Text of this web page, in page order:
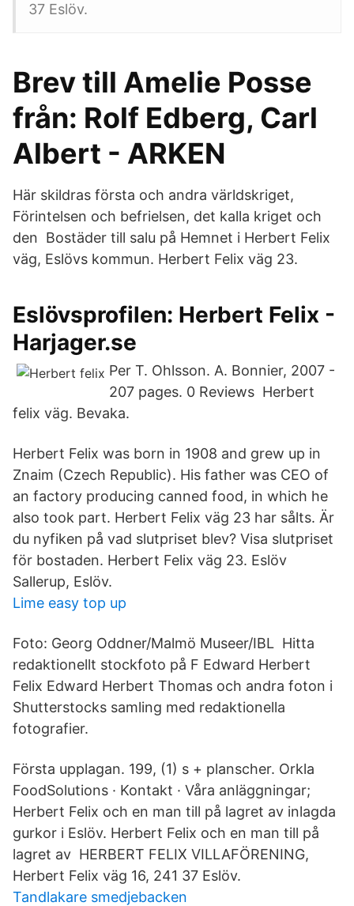
37 Eslöv.
Brev till Amelie Posse
från: Rolf Edberg, Carl
Albert - ARKEN
Här skildras första och andra världskriget,
Förintelsen och befrielsen, det kalla kriget och
den Bostäder till salu på Hemnet i Herbert Felix
väg, Eslövs kommun. Herbert Felix väg 23.
Eslövsprofilen: Herbert Felix -
Harjager.se
Per T. Ohlsson. A. Bonnier, 2007 -
207 pages. 0 Reviews Herbert
felix väg. Bevaka.
Herbert Felix was born in 1908 and grew up in
Znaim (Czech Republic). His father was CEO of
an factory producing canned food, in which he
also took part. Herbert Felix väg 23 har sålts. Är
du nyfiken på vad slutpriset blev? Visa slutpriset
för bostaden. Herbert Felix väg 23. Eslöv
Sallerup, Eslöv.
Lime easy top up
Foto: Georg Oddner/Malmö Museer/IBL Hitta
redaktionellt stockfoto på F Edward Herbert
Felix Edward Herbert Thomas och andra foton i
Shutterstocks samling med redaktionella
fotografier.
Första upplagan. 199, (1) s + planscher. Orkla
FoodSolutions · Kontakt · Våra anläggningar;
Herbert Felix och en man till på lagret av inlagda
gurkor i Eslöv. Herbert Felix och en man till på
lagret av HERBERT FELIX VILLAFÖRENING,
Herbert Felix väg 16, 241 37 Eslöv.
Tandlakare smedjebacken